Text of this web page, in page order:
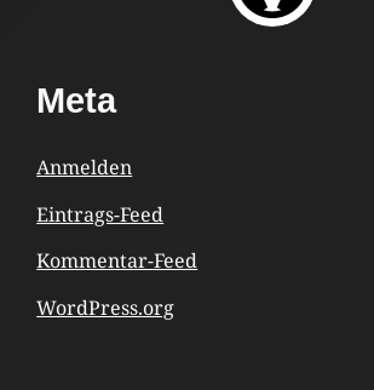
Content
Meta
Anmelden
Eintrags-Feed
Kommentar-Feed
WordPress.org